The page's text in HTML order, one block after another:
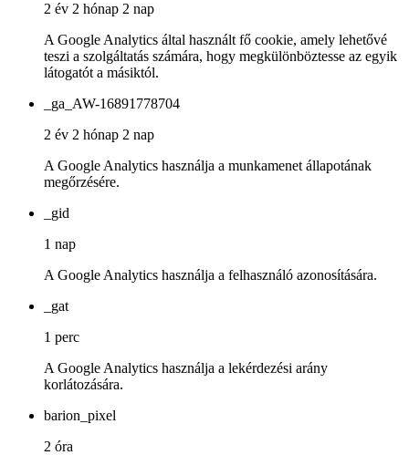
2 év 2 hónap 2 nap
A Google Analytics által használt fő cookie, amely lehetővé
teszi a szolgáltatás számára, hogy megkülönböztesse az egyik
látogatót a másiktól.
_ga_AW-16891778704
2 év 2 hónap 2 nap
A Google Analytics használja a munkamenet állapotának
megőrzésére.
_gid
1 nap
A Google Analytics használja a felhasználó azonosítására.
_gat
1 perc
A Google Analytics használja a lekérdezési arány
korlátozására.
barion_pixel
2 óra